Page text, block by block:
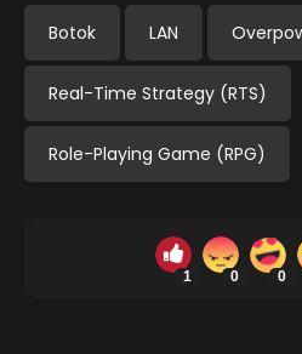
Botok LAN
Real-Time Strategy (RTS)
Role-Playing Game (RPG)
1 0 0